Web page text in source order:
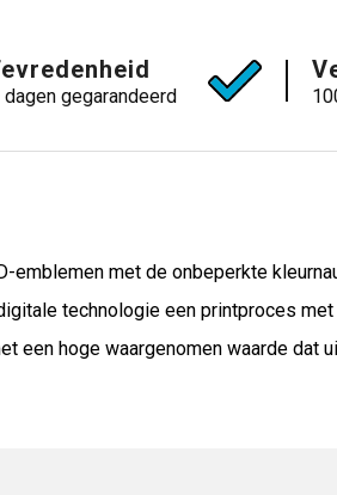
dagen gegarandeerd
met de onbeperkte
technologie een printproces
hoge waargenomen waarde dat